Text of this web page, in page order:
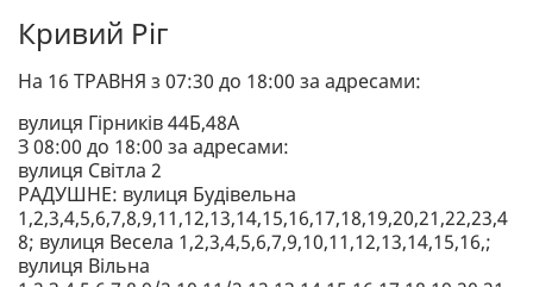
Кривий Ріг
На 16 ТРАВНЯ з 07:30 до 18:00 за адресами:
вулиця Гірників 44Б,48А
З 08:00 до 18:00 за адресами:
вулиця Світла 2
РАДУШНЕ: вулиця Будівельна
1,2,3,4,5,6,7,8,9,11,12,13,14,15,16,17,18,19,20,21,22,23,4
8; вулиця Весела 1,2,3,4,5,6,7,9,10,11,12,13,14,15,16,;
вулиця Вільна